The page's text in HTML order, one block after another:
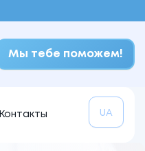
Мы тебе поможем!
Контакты UA